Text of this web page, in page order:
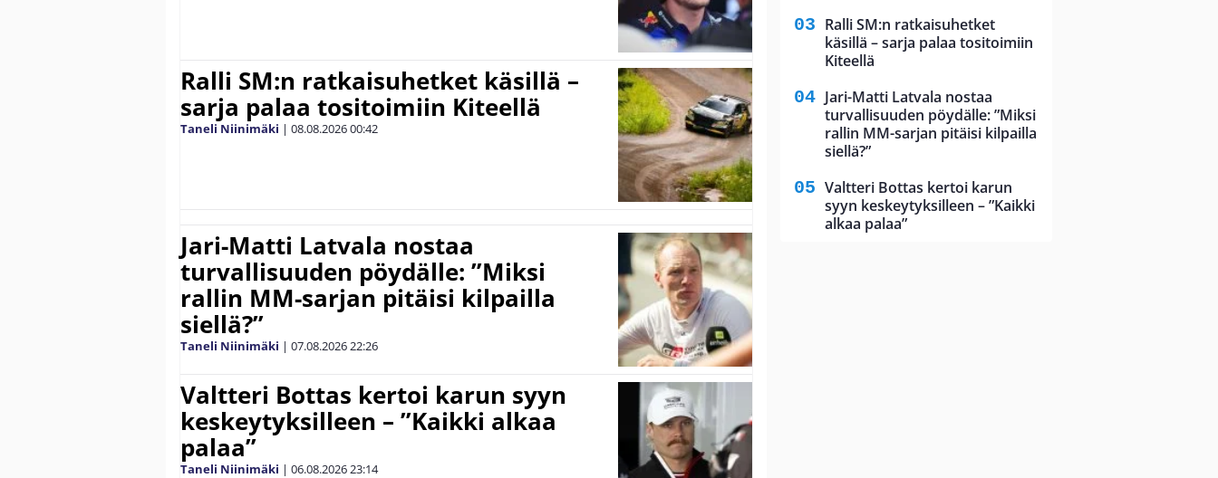
Ralli SM:n ratkaisuhetket käsillä –
sarja palaa tositoimiin Kiteellä
Taneli Niinimäki | 08.08.202600:42
Jari-Matti Latvala nostaa
turvallisuuden pöydälle: ”Miksi
rallin MM-sarjan pitäisi kilpailla
siellä?”
Taneli Niinimäki | 07.08.202622:26
Valtteri Bottas kertoi karun syyn
keskeytyksilleen – ”Kaikki alkaa
palaa”
Taneli Niinimäki | 06.08.202623:14
Ralli SM:n ratkaisuhetket
käsillä – sarja palaa tositoimiin
Kiteellä
Jari-Matti Latvala nostaa
turvallisuuden pöydälle: ”Miksi
rallin MM-sarjan pitäisi kilpailla
siellä?”
Valtteri Bottas kertoi karun
syyn keskeytyksilleen – ”Kaikki
alkaa palaa”